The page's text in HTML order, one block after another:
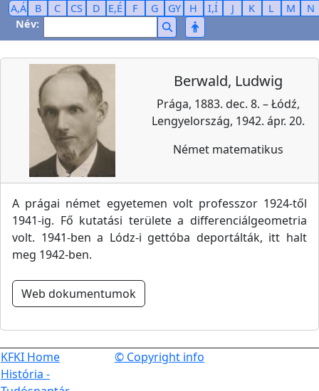
A,Á B C CS D E,É F G GY H I,Í J K L M
N
Név:
Berwald, Ludwig
Prága, 1883. dec. 8. – Łódź,
Lengyelország, 1942. ápr. 20.
Német matematikus
A prágai német egyetemen volt professzor 1924-től
1941-ig. Fő kutatási területe a differenciálgeometria
volt. 1941-ben a Lódz-i gettóba deportálták, itt halt
meg 1942-ben.
Web dokumentumok
KFKI Home
História -
© Copyright info